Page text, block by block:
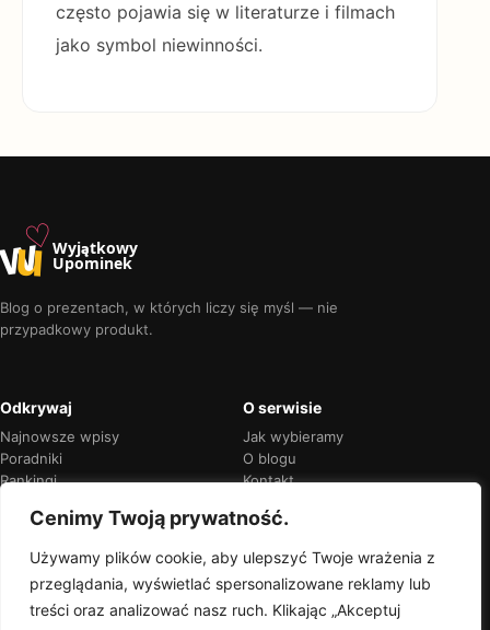
Cenimy Twoją prywatność.
Używamy plików cookie, aby ulepszyć Twoje wrażenia z
przeglądania, wyświetlać spersonalizowane reklamy lub
treści oraz analizować nasz ruch. Klikając „Akceptuj
często pojawia się w literaturze i filmach
jako symbol niewinności.
u♡Wyjątkowy
Upominek
Blog o prezentach, w których liczy się myśl — nie
przypadkowy produkt.
Odkrywaj
Najnowsze wpisy
Poradniki
Rankingi
O serwisie
Jak wybieramy
O blogu
Kontakt
Przejrzyste rekomendacje